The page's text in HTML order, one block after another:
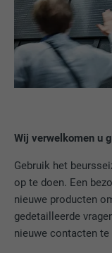
Wij verwelkomen u
Gebruik het
op te doen. Een
nieuwe producten
gedetailleerde
nieuwe contacten